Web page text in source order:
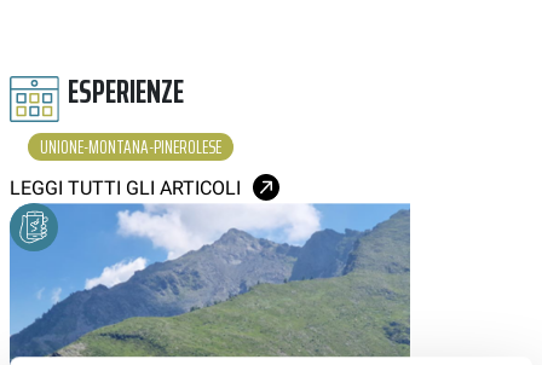
ESPERIENZE
UNIONE-MONTANA-PINEROLESE
LEGGI TUTTI GLI ARTICOLI